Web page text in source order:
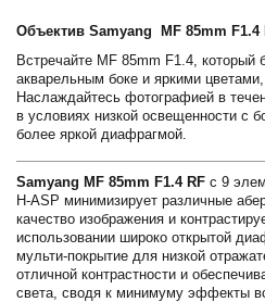
Объектив Samyang MF 85mm F1.4
Встречайте MF 85mm F1.4,
акварельным боке и яркими
Наслаждайтесь фотографией в
в условиях низкой освещенности с
более яркой диафрагмой.
Samyang MF 85mm F1.4 RF с 9
H-ASP минимизирует различные
качество изображения и
использовании широко открытой
мульти-покрытие для низкой
отличной контрастности и
света, сводя к минимуму эффекты